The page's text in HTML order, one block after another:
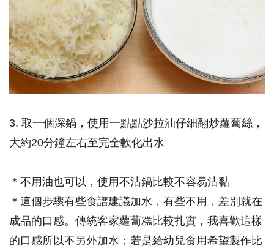
3. 取一個深鍋，使用一點點沙拉油仔細翻炒蘿蔔絲，
大約20分鐘左右至完全軟化出水
＊不用油也可以，使用不沾鍋比較不容易沾黏
＊這個步驟有些食譜建議加水，有些不用，差別就在
成品的口感。傳統客家蘿蔔糕比較扎實，我喜歡這樣
的口感所以不另外加水；若是給幼兒食用希望製作比